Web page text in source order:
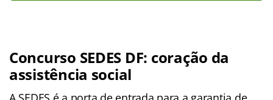
Concurso SEDES DF: coração da
assistência social